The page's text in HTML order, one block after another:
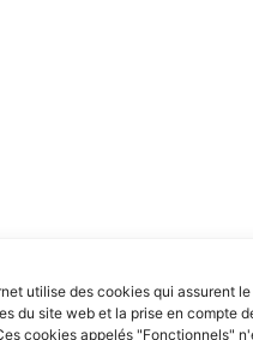
utilise des cookies qui assurent
du site web et la prise en compte
cookies appelés "Fonctionnels"